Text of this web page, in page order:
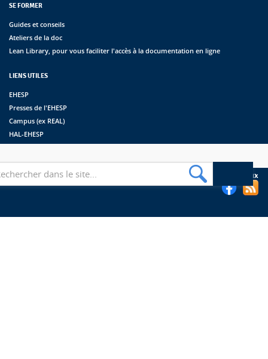
SE FORMER
Guides et conseils
Ateliers de la doc
Lean Library, pour vous faciliter l'accès à la documentation en ligne
LIENS UTILES
EHESP
Presses de l'EHESP
Campus (ex REAL)
HAL-EHESP
Suivez les bibliothèques de l'EHESP sur les réseaux sociaux